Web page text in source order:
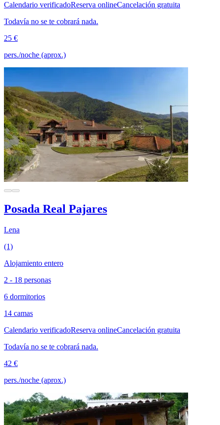
Calendario verificadoReserva onlineCancelación gratuita
Todavía no se te cobrará nada.
25 €
pers./noche (aprox.)
Posada Real Pajares
Lena
(1)
Alojamiento entero
2 - 18 personas
6 dormitorios
14 camas
Calendario verificadoReserva onlineCancelación gratuita
Todavía no se te cobrará nada.
42 €
pers./noche (aprox.)